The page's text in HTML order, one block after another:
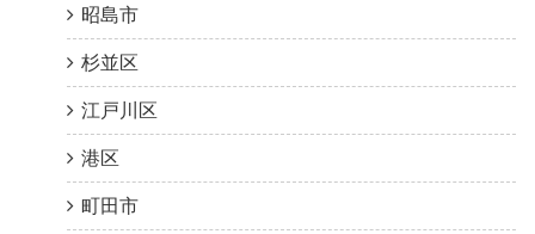
昭島市
杉並区
江戸川区
港区
町田市